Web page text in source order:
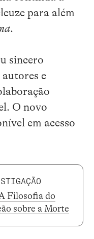
para além
.
sincero
e
O novo
em acesso
Filosofia do
sobre a Morte